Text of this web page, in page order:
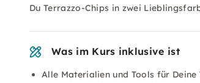
Du Terrazzo-Chips in zwei
Was im Kurs inklusive ist
Alle Materialien und Tools für Deine